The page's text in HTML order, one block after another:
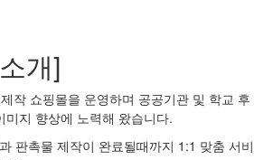
개]
작 쇼핑몰을 운영하며 공공기관 및 학교 후
지 향상에 노력해 왔습니다.
판촉물 제작이 완료될때까지 1:1 맞춤 서비